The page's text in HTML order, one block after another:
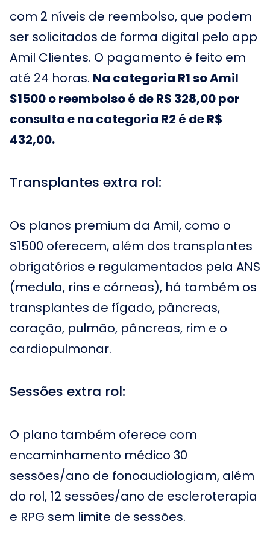
com 2 níveis de reembolso, que podem
ser solicitados de forma digital pelo app
Amil Clientes. O pagamento é feito em
até 24 horas. Na categoria R1 so Amil
S1500 o reembolso é de R$ 328,00 por
consulta e na categoria R2 é de R$
432,00.
Transplantes extra rol:
Os planos premium da Amil, como o
S1500 oferecem, além dos transplantes
obrigatórios e regulamentados pela ANS
(medula, rins e córneas), há também os
transplantes de fígado, pâncreas,
coração, pulmão, pâncreas, rim e o
cardiopulmonar.
Sessões extra rol:
O plano também oferece com
encaminhamento médico 30
sessões/ano de fonoaudiologiam, além
do rol, 12 sessões/ano de escleroterapia
e RPG sem limite de sessões.